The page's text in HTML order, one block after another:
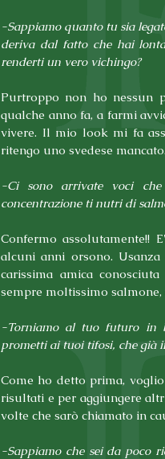
-Sappiamo quanto tu sia
deriva dal fatto che hai
renderti un vero vichingo?
Purtroppo non ho nessun
qualche anno fa, a farmi
vivere. Il mio look mi fa
ritengo uno svedese mancato.
-Ci sono arrivate voci
concentrazione ti nutri di
Confermo assolutamente!!
alcuni anni orsono.
carissima amica
sempre moltissimo
-Torniamo al tuo futuro in
prometti ai tuoi tifosi, che già
Come ho detto prima,
risultati e per aggiungere
volte che sarò chiamato in
-Sappiamo che sei da poco